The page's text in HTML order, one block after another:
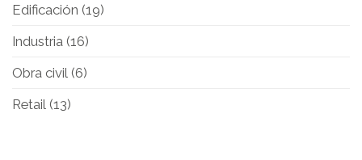
Edificación (19)
Industria (16)
Obra civil (6)
Retail (13)